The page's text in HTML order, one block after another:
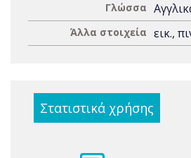
Γλώσσα
Άλλα στοιχεία εικ.,
Στατιστικά χρήσης